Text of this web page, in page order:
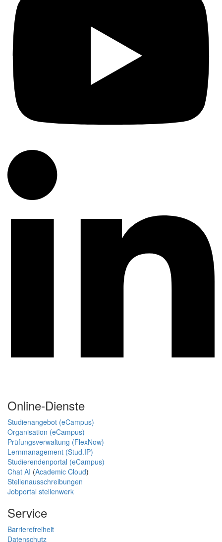
Online-Dienste
Studienangebot (eCampus)
Organisation (eCampus)
Prüfungsverwaltung (FlexNow)
Lernmanagement (Stud.IP)
Studierendenportal (eCampus)
Chat AI (Academic Cloud)
Stellenausschreibungen
Jobportal stellenwerk
Service
Barrierefreiheit
Datenschutz